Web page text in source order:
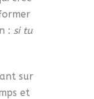
: si tu
sur
et